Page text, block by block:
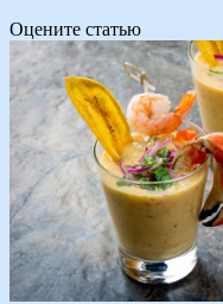
Оцените статью